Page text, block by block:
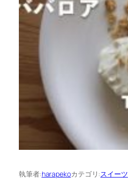
執筆者:harapekoカテゴリ:スイーツ